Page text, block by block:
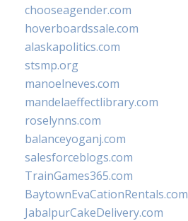
chooseagender.com
hoverboardssale.com
alaskapolitics.com
stsmp.org
manoelneves.com
mandelaeffectlibrary.com
roselynns.com
balanceyoganj.com
salesforceblogs.com
TrainGames365.com
BaytownEvaCationRentals.com
JabalpurCakeDelivery.com